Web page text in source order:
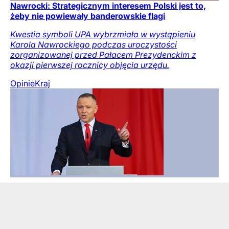
Nawrocki: Strategicznym interesem Polski jest to,
żeby nie powiewały banderowskie flagi
Kwestia symboli UPA wybrzmiała w wystąpieniu
Karola Nawrockiego podczas uroczystości
zorganizowanej przed Pałacem Prezydenckim z
okazji pierwszej rocznicy objęcia urzędu.
OpinieKraj